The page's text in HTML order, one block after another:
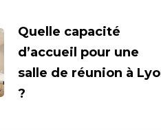
Quelle capacité
d’accueil pour une
salle de réunion à
?